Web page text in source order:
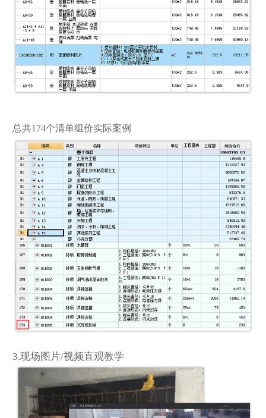
总共174个清单组价实际案例
3.现场图片/视频直观教学